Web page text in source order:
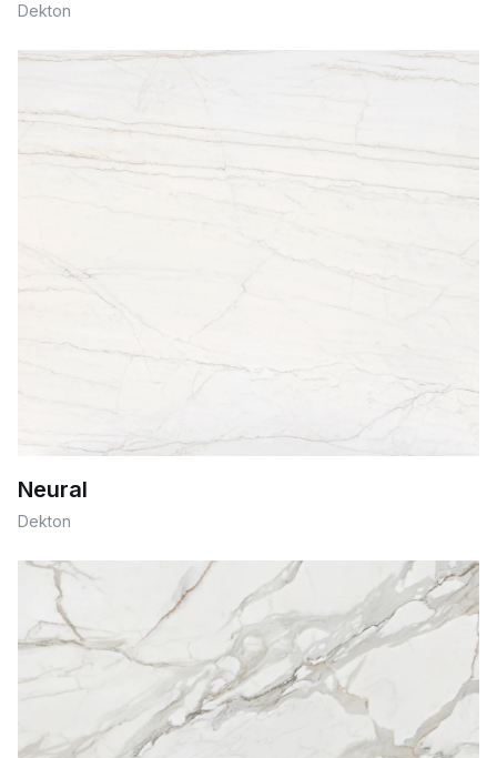
Dekton
Neural
Dekton